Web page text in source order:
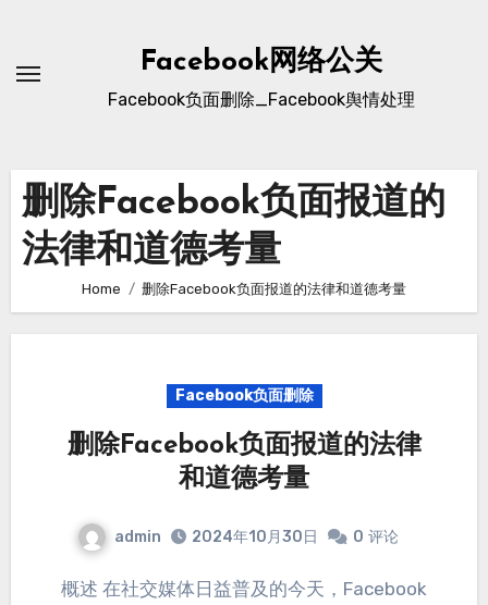
content
Facebook网络公关
Facebook负面删除_Facebook舆情处理
删除Facebook负面报道的
法律和道德考量
Home 删除Facebook负面报道的法律和道德考量
Facebook负面删除
删除Facebook负面报道的法律
和道德考量
admin 2024年10月30日 0 评论
概述 在社交媒体日益普及的今天，Facebook